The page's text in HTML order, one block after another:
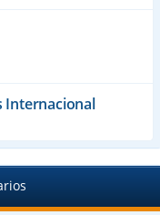
Internacional